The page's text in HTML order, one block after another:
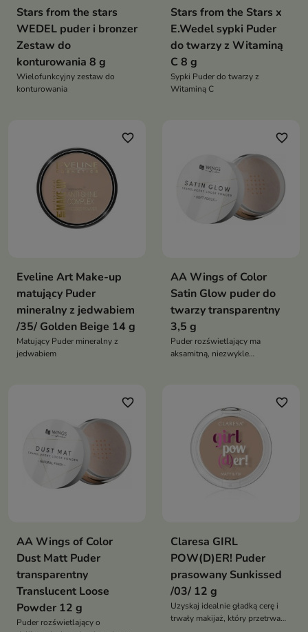
Stars from the stars
WEDEL puder i bronzer
Zestaw do
konturowania 8 g
Wielofunkcyjny zestaw do
konturowania
Stars from the Stars x
E.Wedel sypki Puder
do twarzy z Witaminą
C 8 g
Sypki Puder do twarzy z
Witaminą C
favorite_border
Eveline Art Make-up
matujący Puder
mineralny z jedwabiem
/35/ Golden Beige 14 g
Matujący Puder mineralny z
jedwabiem
favorite_border
AA Wings of Color
Satin Glow puder do
twarzy transparentny
3,5 g
Puder rozświetlający ma
aksamitną, niezwykle
favorite_border
AA Wings of Color
Dust Matt Puder
transparentny
Translucent Loose
Powder 12 g
Puder rozświetlający o
favorite_border
Claresa GIRL
POW(D)ER! Puder
prasowany Sunkissed
/03/ 12 g
Uzyskaj idealnie gładką cerę i
trwały makijaż, który przetrwa